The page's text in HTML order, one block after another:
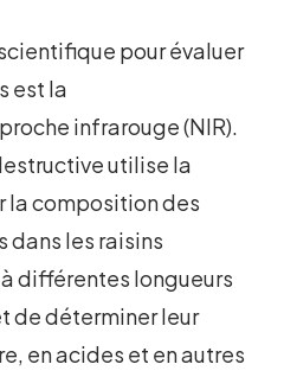
pour évaluer
est la
infrarouge (NIR).
utilise la
la composition des
dans les raisins
différentes longueurs
de déterminer leur
en acides et en autres